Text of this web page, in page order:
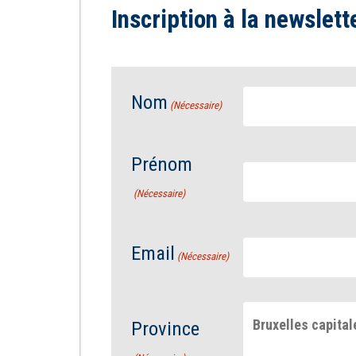
Inscription à la
Nom (Nécessaire)
Prénom
(Nécessaire)
Email (Nécessaire)
Province Bruxelles